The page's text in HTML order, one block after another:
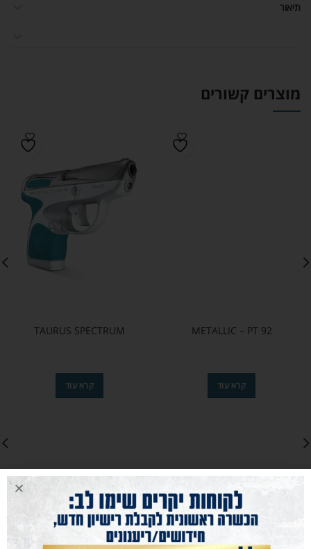
תיאור
מוצרים קשורים
METALLIC – PT 92
קרא עוד
TAURUS SPECTRUM
קרא עוד